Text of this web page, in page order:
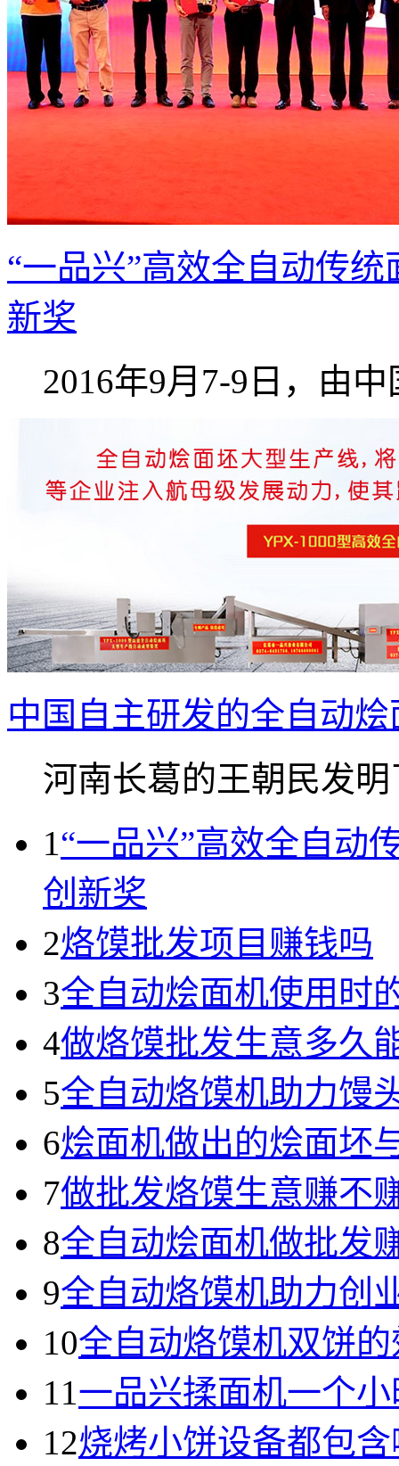
“一品兴”高效全自动传
新奖
2016年9月7-9日，由中
中国自主研发的全自动
河南长葛的王朝民发明
1“一品兴”高效全自动
创新奖
2烙馍批发项目赚钱吗
3全自动烩面机使用时
4做烙馍批发生意多久
5全自动烙馍机助力馒
6烩面机做出的烩面坯
7做批发烙馍生意赚不
8全自动烩面机做批发
9全自动烙馍机助力创
10全自动烙馍机双饼
11一品兴揉面机一个
12烧烤小饼设备都包